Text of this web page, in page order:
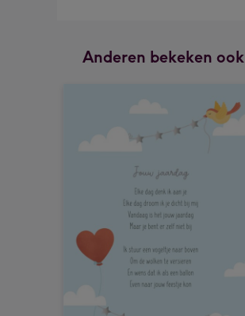
Anderen bekeken ook